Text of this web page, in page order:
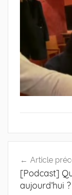
de
l’article
Article
[Podcast]
aujourd’hui ?